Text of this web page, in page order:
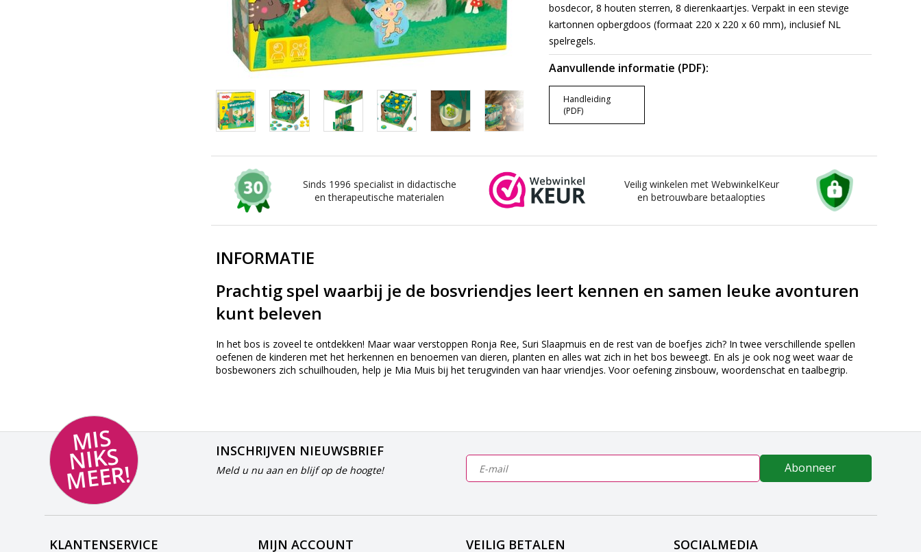
bosdecor, 8 houten sterren, 8 dierenkaartjes. Verpakt in een stevige
kartonnen opbergdoos (formaat 220 x 220 x 60 mm), inclusief NL
spelregels.
Aanvullende informatie (PDF):
Handleiding
(PDF)
Sinds 1996 specialist in didactische
en therapeutische materialen
Veilig winkelen met WebwinkelKeur
en betrouwbare betaalopties
INFORMATIE
Prachtig spel waarbij je de bosvriendjes leert kennen en samen leuke avonturen
kunt beleven
In het bos is zoveel te ontdekken! Maar waar verstoppen Ronja Ree, Suri Slaapmuis en de rest van de boefjes zich? In twee verschillende spellen
oefenen de kinderen met het herkennen en benoemen van dieren, planten en alles wat zich in het bos beweegt. En als je ook nog weet waar de
bosbewoners zich schuilhouden, help je Mia Muis bij het terugvinden van haar vriendjes. Voor oefening zinsbouw, woordenschat en taalbegrip.
MI
S
NI
K
S
M
E
E
R!
INSCHRIJVEN NIEUWSBRIEF
Meld u nu aan en blijf op de hoogte! Abonneer
KLANTENSERVICE MIJN ACCOUNT VEILIG BETALEN SOCIALMEDIA